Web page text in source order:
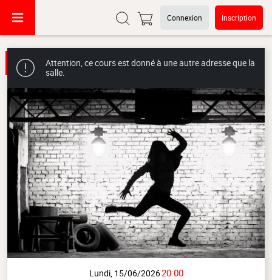
Connexion Inscription
Attention, ce cours est donné à une autre adresse que la
salle.
Lundi, 15/06/202620:00